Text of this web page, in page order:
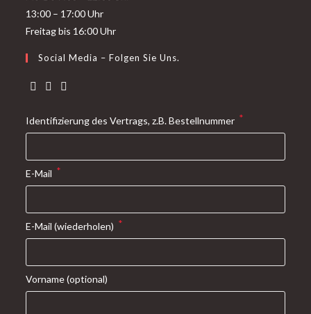
13:00 – 17:00 Uhr
Freitag bis 16:00 Uhr
Social Media – Folgen Sie Uns.
Identifizierung des Vertrags, z.B. Bestellnummer *
E-Mail *
E-Mail (wiederholen) *
Vorname(optional)